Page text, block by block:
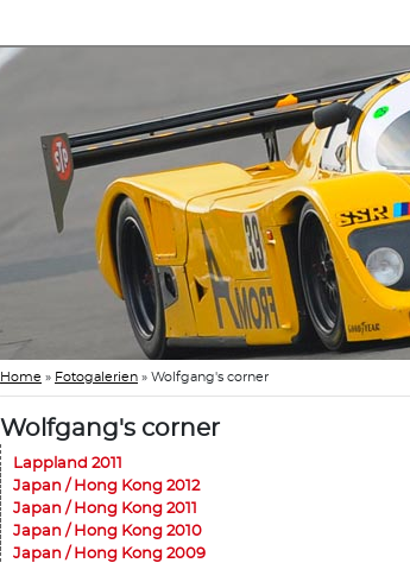
Home » Fotogalerien » Wolfgang's corner
Wolfgang's corner
Lappland 2011
Japan / Hong Kong 2012
Japan / Hong Kong 2011
Japan / Hong Kong 2010
Japan / Hong Kong 2009